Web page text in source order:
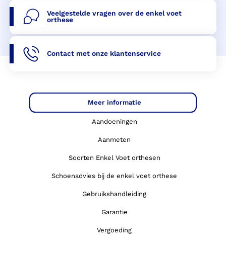
Veelgestelde vragen over de enkel voet
orthese
Contact met onze klantenservice
Meer informatie
Aandoeningen
Aanmeten
Soorten Enkel Voet orthesen
Schoenadvies bij de enkel voet orthese
Gebruikshandleiding
Garantie
Vergoeding